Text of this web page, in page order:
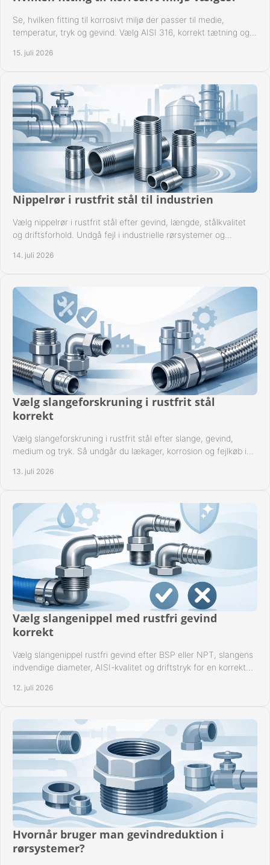
Se, hvilken fitting til korrosivt miljø der passer til medie,
temperatur, tryk og gevind. Vælg AISI 316, korrekt tætning og
15. juli 2026
Nippelrør i rustfrit stål til industrien
Vælg nippelrør i rustfrit stål efter gevind, længde, stålkvalitet
og driftsforhold. Undgå fejl i industrielle rørsystemer og
14. juli 2026
Vælg slangeforskruning i rustfrit stål
korrekt
Vælg slangeforskruning i rustfrit stål efter slange, gevind,
medium og tryk. Så undgår du lækager, korrosion og fejlkøb i
13. juli 2026
Vælg slangenippel med rustfri gevind
korrekt
Vælg slangenippel rustfri gevind efter BSP eller NPT, slangens
indvendige diameter, AISI-kvalitet og driftstryk for en korrekt
12. juli 2026
Hvornår bruger man gevindreduktion i
rørsystemer?